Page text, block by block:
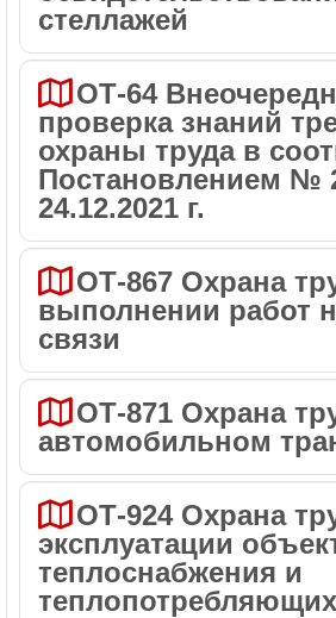
стеллажей
ОТ-64
проверка знаний
охраны труда в
Постановлением №
24.12.2021 г.
ОТ-867 Охрана
выполнении работ
связи
ОТ-871 Охрана
автомобильном
ОТ-924 Охрана труда при
эксплуатации
теплоснабжения и